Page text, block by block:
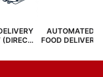
(DIRECT
AUTOMATED
FOOD DELIVERY